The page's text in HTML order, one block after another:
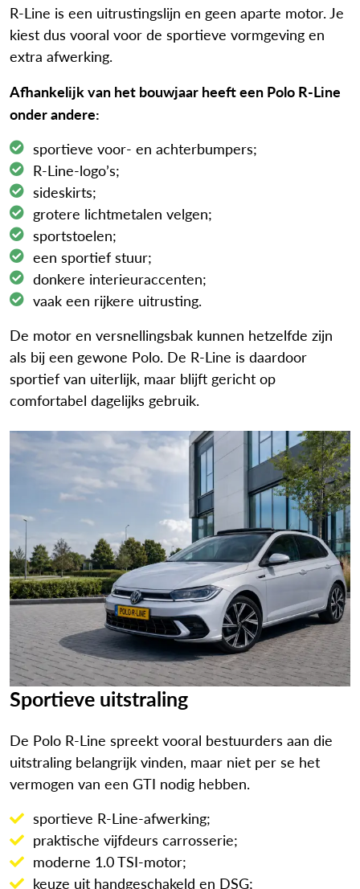
R-Line is een uitrustingslijn en geen aparte motor. Je
kiest dus vooral voor de sportieve vormgeving en
extra afwerking.
Afhankelijk van het bouwjaar heeft een Polo R-Line
onder andere:
sportieve voor- en achterbumpers;
R-Line-logo’s;
sideskirts;
grotere lichtmetalen velgen;
sportstoelen;
een sportief stuur;
donkere interieuraccenten;
vaak een rijkere uitrusting.
De motor en versnellingsbak kunnen hetzelfde zijn
als bij een gewone Polo. De R-Line is daardoor
sportief van uiterlijk, maar blijft gericht op
comfortabel dagelijks gebruik.
Sportieve uitstraling
De Polo R-Line spreekt vooral bestuurders aan die
uitstraling belangrijk vinden, maar niet per se het
vermogen van een GTI nodig hebben.
sportieve R-Line-afwerking;
praktische vijfdeurs carrosserie;
moderne 1.0 TSI-motor;
keuze uit handgeschakeld en DSG;